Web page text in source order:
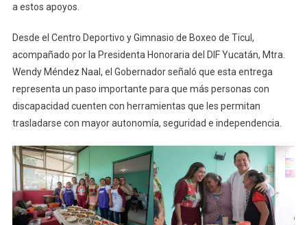
a estos apoyos.
Desde el Centro Deportivo y Gimnasio de Boxeo de Ticul,
acompañado por la Presidenta Honoraria del DIF Yucatán, Mtra.
Wendy Méndez Naal, el Gobernador señaló que esta entrega
representa un paso importante para que más personas con
discapacidad cuenten con herramientas que les permitan
trasladarse con mayor autonomía, seguridad e independencia.